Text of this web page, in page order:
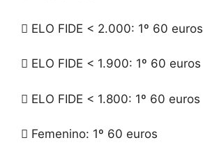
 ELO FIDE < 2.000: 1º 60 euros
 ELO FIDE < 1.900: 1º 60 euros
 ELO FIDE < 1.800: 1º 60 euros
 Femenino: 1º 60 euros